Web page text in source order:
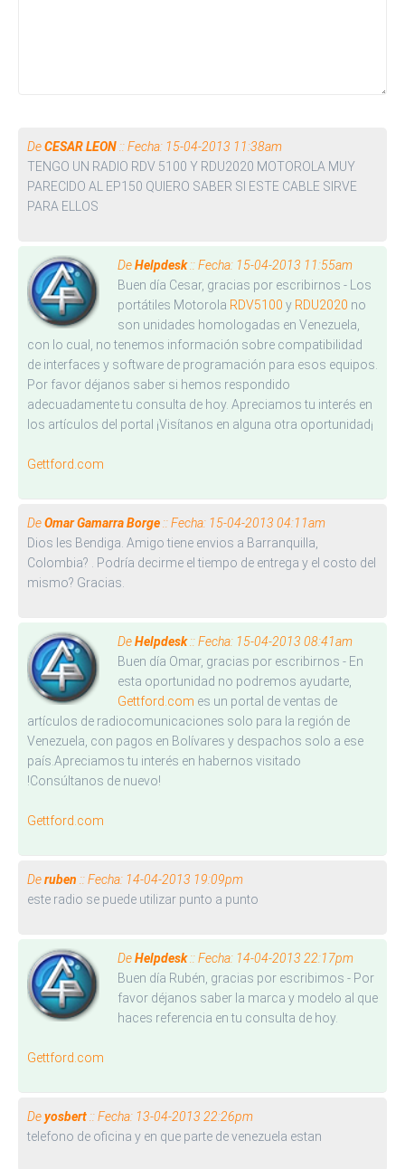
DeCESAR LEON :: Fecha: 15-04-2013 11:38am
TENGO UN RADIO RDV 5100 Y RDU2020 MOTOROLA MUY
PARECIDO AL EP150 QUIERO SABER SI ESTE CABLE SIRVE
PARA ELLOS
DeHelpdesk:: Fecha: 15-04-2013 11:55am
Buen día Cesar, gracias por escribirnos - Los
portátiles Motorola RDV5100 y RDU2020 no
son unidades homologadas en Venezuela,
con lo cual, no tenemos información sobre compatibilidad
de interfaces y software de programación para esos equipos.
Por favor déjanos saber si hemos respondido
adecuadamente tu consulta de hoy. Apreciamos tu interés en
los artículos del portal ¡Visítanos en alguna otra oportunidad¡
Gettford.com
DeOmar Gamarra Borge :: Fecha: 15-04-2013 04:11am
Dios les Bendiga. Amigo tiene envios a Barranquilla,
Colombia? . Podría decirme el tiempo de entrega y el costo del
mismo? Gracias.
DeHelpdesk:: Fecha: 15-04-2013 08:41am
Buen día Omar, gracias por escribirnos - En
esta oportunidad no podremos ayudarte,
Gettford.com es un portal de ventas de
artículos de radiocomunicaciones solo para la región de
Venezuela, con pagos en Bolívares y despachos solo a ese
país.Apreciamos tu interés en habernos visitado
!Consúltanos de nuevo!
Gettford.com
Deruben :: Fecha: 14-04-2013 19:09pm
este radio se puede utilizar punto a punto
DeHelpdesk:: Fecha: 14-04-2013 22:17pm
Buen día Rubén, gracias por escribimos - Por
favor déjanos saber la marca y modelo al que
haces referencia en tu consulta de hoy.
Gettford.com
Deyosbert :: Fecha: 13-04-2013 22:26pm
telefono de oficina y en que parte de venezuela estan